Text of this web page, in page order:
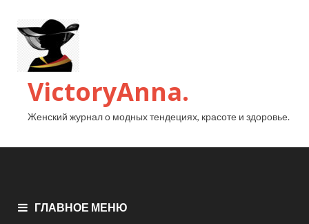
VictoryAnna.
Женский журнал о модных тендециях, красоте и здоровье.
ГЛАВНОЕ МЕНЮ